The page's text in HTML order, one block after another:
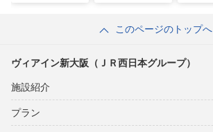
このページのトップへ
ヴィアイン新大阪（ＪＲ西日本グループ）
施設紹介
プラン